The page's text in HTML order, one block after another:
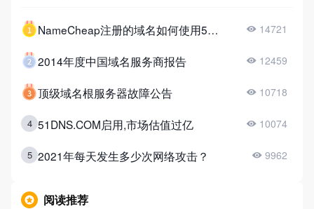
NameCheap注册的域名如何使用51DNS？ 14721
2014年度中国域名服务商报告 12459
顶级域名根服务器故障公告 10718
4 51DNS.COM启用,市场估值过亿 10074
5 2021年每天发生多少次网络攻击？ 9962
阅读推荐